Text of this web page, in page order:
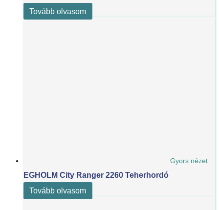
Tovább olvasom
Gyors nézet
EGHOLM City Ranger 2260 Teherhordó
Tovább olvasom